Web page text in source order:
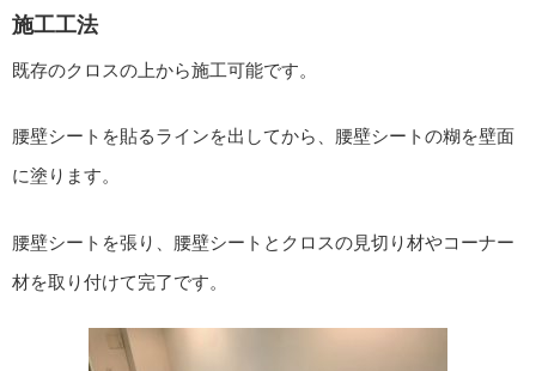
施工工法
既存のクロスの上から施工可能です。
腰壁シートを貼るラインを出してから、腰壁シートの糊を壁面
に塗ります。
腰壁シートを張り、腰壁シートとクロスの見切り材やコーナー
材を取り付けて完了です。